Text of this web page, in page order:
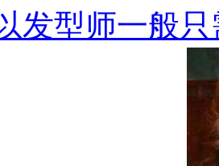
发型师一般